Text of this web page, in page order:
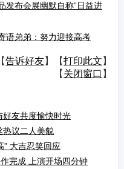
发布会展幽默自称“日益进
语弟弟：努力迎接高考
告诉好友】【打印此文 】
【 关闭窗口 】
好友共度愉快时光
热议二人美貌
” 大吉忍笑回应
完成 上演开场四分钟